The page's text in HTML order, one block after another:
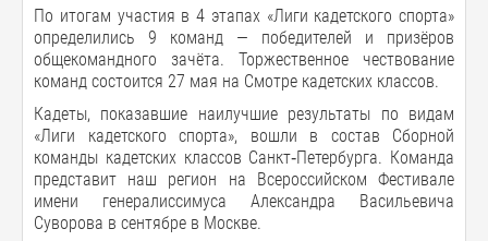
По итогам участия в 4 этапах «Лиги кадетского спорта»
определились 9 команд — победителей и призёров
общекомандного зачёта. Торжественное чествование
команд состоится 27 мая на Смотре кадетских классов.
Кадеты, показавшие наилучшие результаты по видам
«Лиги кадетского спорта», вошли в состав Сборной
команды кадетских классов Санкт‑Петербурга. Команда
представит наш регион на Всероссийском Фестивале
имени генералиссимуса Александра Васильевича
Суворова в сентябре в Москве.